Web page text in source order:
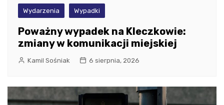
Wydarzenia Wypadki
Poważny wypadek na Kleczkowie:
zmiany w komunikacji miejskiej
Kamil Sośniak 6 sierpnia, 2026